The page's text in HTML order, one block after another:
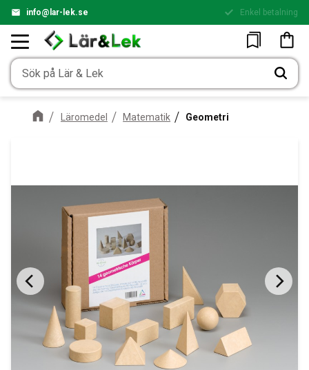
info@lar-lek.se Enkel betalning
Favoriter
Läromedel Matematik Geometri